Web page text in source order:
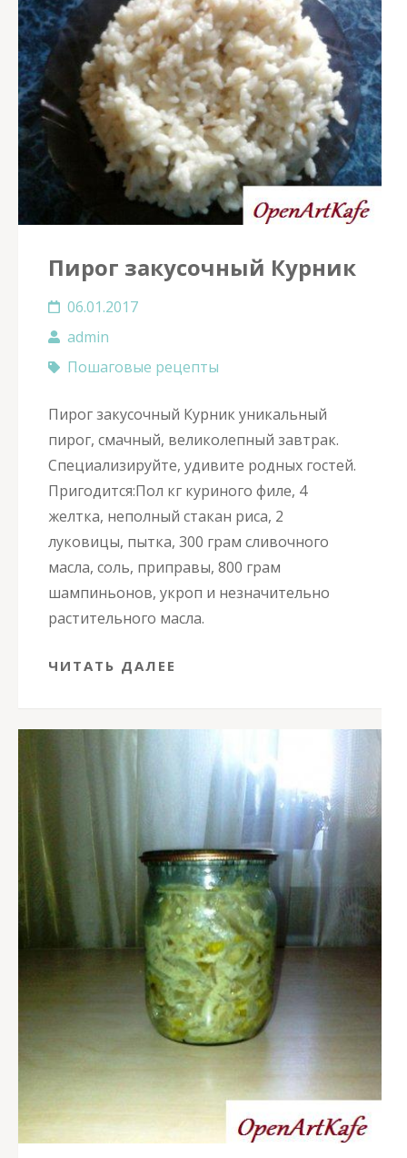
Пирог закусочный Курник
06.01.2017
admin
Пошаговые рецепты
Пирог закусочный Курник уникальный
пирог, смачный, великолепный завтрак.
Специализируйте, удивите родных гостей.
Пригодится:Пол кг куриного филе, 4
желтка, неполный стакан риса, 2
луковицы, пытка, 300 грам сливочного
масла, соль, приправы, 800 грам
шампиньонов, укроп и незначительно
растительного масла.
ЧИТАТЬ ДАЛЕЕ